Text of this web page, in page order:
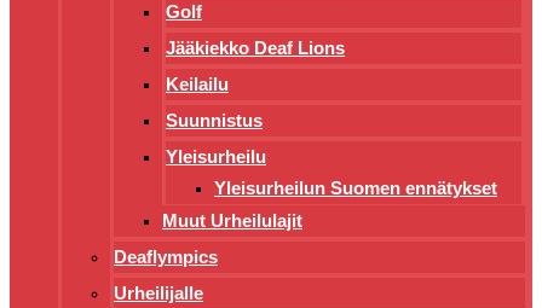
Golf
Jääkiekko Deaf Lions
Keilailu
Suunnistus
Yleisurheilu
Yleisurheilun Suomen ennätykset
Muut Urheilulajit
Deaflympics
Urheilijalle